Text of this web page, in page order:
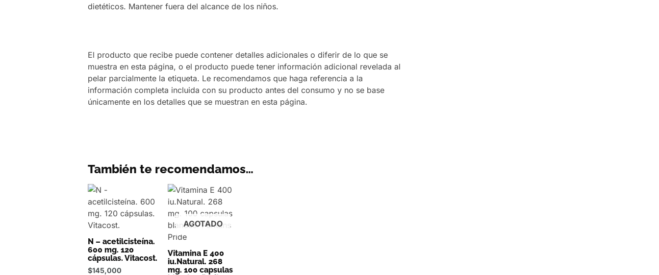
dietéticos. Mantener fuera del alcance de los niños.
El producto que recibe puede contener detalles adicionales o diferir de lo que se
muestra en esta página, o el producto puede tener información adicional revelada al
pelar parcialmente la etiqueta. Le recomendamos que haga referencia a la
información completa incluida con su producto antes del consumo y no se base
únicamente en los detalles que se muestran en esta página.
También te recomendamos…
N – acetilcisteína.
600 mg. 120
cápsulas. Vitacost.
$145,000
AGOTADO
Vitamina E 400
iu.Natural. 268
mg. 100 capsulas